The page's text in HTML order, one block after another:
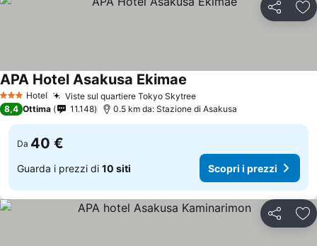
Condividi
3 StelleHotel Viste sul quartiere Tokyo Skytree
APA Hotel Asakusa Ekimae
8,4 Ottima 11.148 0.5 km da: Stazione di Asakusa
Da 40 €
Guarda i prezzi di 10 siti Scopri i prezzi
Condividi